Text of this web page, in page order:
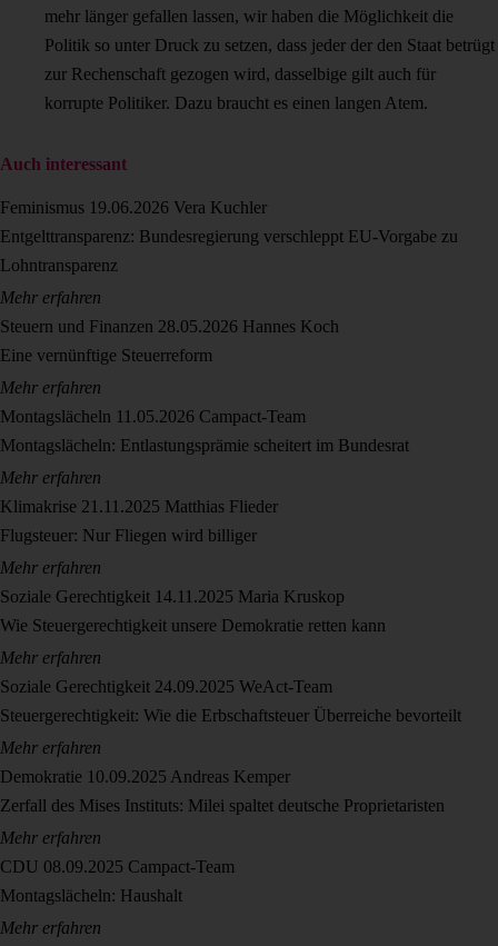
mehr länger gefallen lassen, wir haben die Möglichkeit die
Politik so unter Druck zu setzen, dass jeder der den Staat betrügt
zur Rechenschaft gezogen wird, dasselbige gilt auch für
korrupte Politiker. Dazu braucht es einen langen Atem.
Auch interessant
Feminismus 19.06.2026 Vera Kuchler
Entgelttransparenz: Bundesregierung verschleppt EU-Vorgabe zu
Lohntransparenz
Mehr erfahren
Steuern und Finanzen 28.05.2026 Hannes Koch
Eine vernünftige Steuerreform
Mehr erfahren
Montagslächeln 11.05.2026 Campact-Team
Montagslächeln: Entlastungsprämie scheitert im Bundesrat
Mehr erfahren
Klimakrise 21.11.2025 Matthias Flieder
Flugsteuer: Nur Fliegen wird billiger
Mehr erfahren
Soziale Gerechtigkeit 14.11.2025 Maria Kruskop
Wie Steuergerechtigkeit unsere Demokratie retten kann
Mehr erfahren
Soziale Gerechtigkeit 24.09.2025 WeAct-Team
Steuergerechtigkeit: Wie die Erbschaftsteuer Überreiche bevorteilt
Mehr erfahren
Demokratie 10.09.2025 Andreas Kemper
Zerfall des Mises Instituts: Milei spaltet deutsche Proprietaristen
Mehr erfahren
CDU 08.09.2025 Campact-Team
Montagslächeln: Haushalt
Mehr erfahren